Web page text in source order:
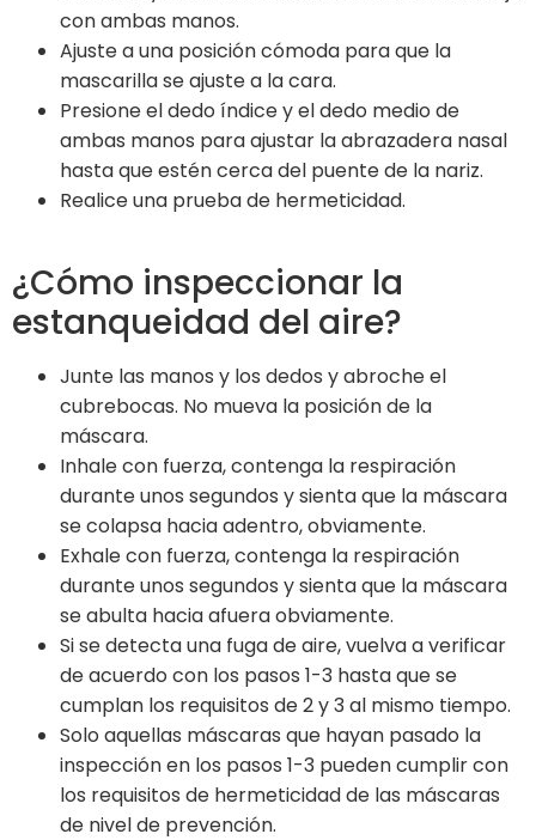
con ambas manos.
Ajuste a una posición cómoda para que la
mascarilla se ajuste a la cara.
Presione el dedo índice y el dedo medio de
ambas manos para ajustar la abrazadera nasal
hasta que estén cerca del puente de la nariz.
Realice una prueba de hermeticidad.
¿Cómo inspeccionar la
estanqueidad del aire?
Junte las manos y los dedos y abroche el
cubrebocas. No mueva la posición de la
máscara.
Inhale con fuerza, contenga la respiración
durante unos segundos y sienta que la máscara
se colapsa hacia adentro, obviamente.
Exhale con fuerza, contenga la respiración
durante unos segundos y sienta que la máscara
se abulta hacia afuera obviamente.
Si se detecta una fuga de aire, vuelva a verificar
de acuerdo con los pasos 1-3 hasta que se
cumplan los requisitos de 2 y 3 al mismo tiempo.
Solo aquellas máscaras que hayan pasado la
inspección en los pasos 1-3 pueden cumplir con
los requisitos de hermeticidad de las máscaras
de nivel de prevención.